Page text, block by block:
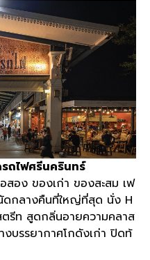
ถไฟศรีนครินทร์
อง ของเก่า ของสะสม เฟ
ดกลางคืนที่ใหญ่ที่สุด นั่ง H
ตรีท สูดกลิ่นอายความคลาส
บรรยากาศโกดังเก่า ปิดท้